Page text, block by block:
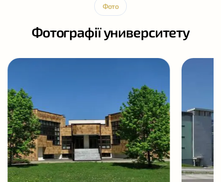
Фото
Фотографії университету